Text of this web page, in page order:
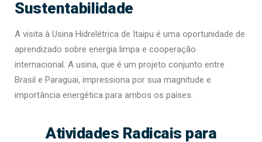
Sustentabilidade
A visita à Usina Hidrelétrica de Itaipu é uma oportunidade de
aprendizado sobre energia limpa e cooperação
internacional. A usina, que é um projeto conjunto entre
Brasil e Paraguai, impressiona por sua magnitude e
importância energética para ambos os países.
Atividades Radicais para